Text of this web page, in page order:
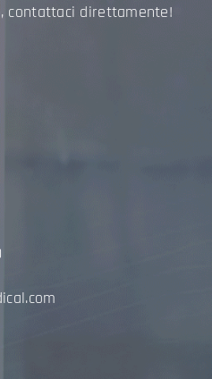
contattaci direttamente!